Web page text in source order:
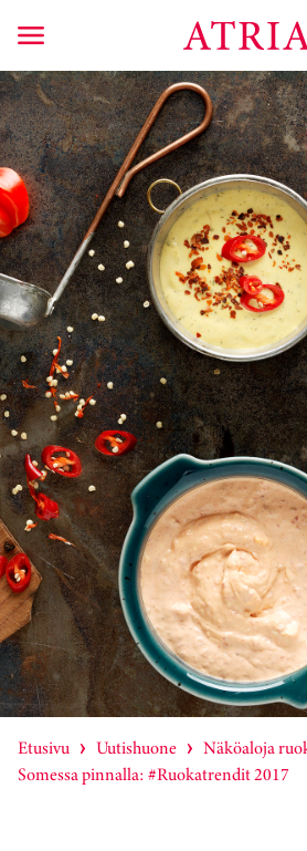
Etusivu Uutishuone
Näköaloja
Somessa pinnalla: #Ruokatrendit 2017